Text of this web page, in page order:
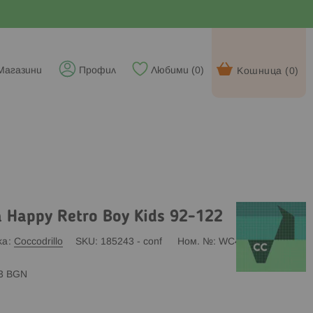
Кошница (0)
Любими (0)
Профил
Happy Retro Boy Kids 92-122
Coccodrillo SKU 185243 - conf Ном. № WC4143302HBK
BGN